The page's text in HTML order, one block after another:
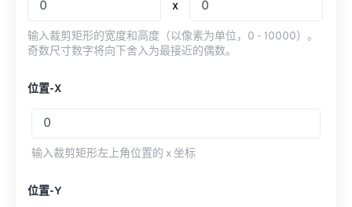
x
输入裁剪矩形的宽度和高度（以像素为单位，0 - 10000）。
奇数尺寸数字将向下舍入为最接近的偶数。
位置-X
输入裁剪矩形左上角位置的 x 坐标
位置-Y